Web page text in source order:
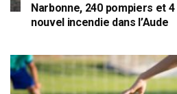
Narbonne, 240 pompiers et
nouvel incendie dans l’Aude